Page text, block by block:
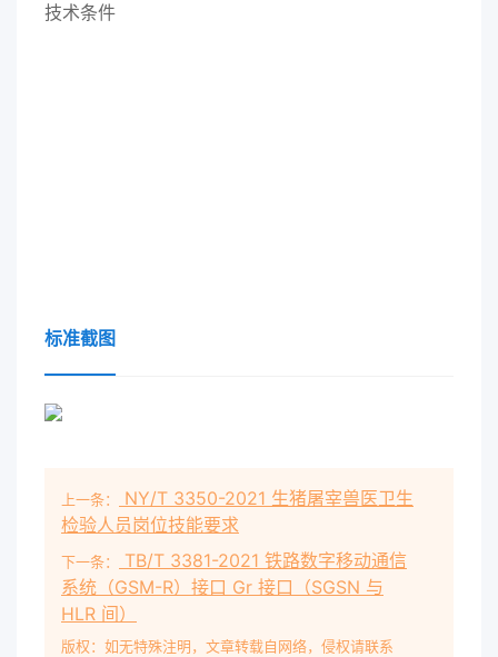
技术条件
标准截图
上一条：
NY/T 3350-2021 生猪屠宰兽医卫生
检验人员岗位技能要求
下一条：
TB/T 3381-2021 铁路数字移动通信
系统（GSM-R）接口 Gr 接口（SGSN 与
HLR 间）
版权：如无特殊注明，文章转载自网络，侵权请联系